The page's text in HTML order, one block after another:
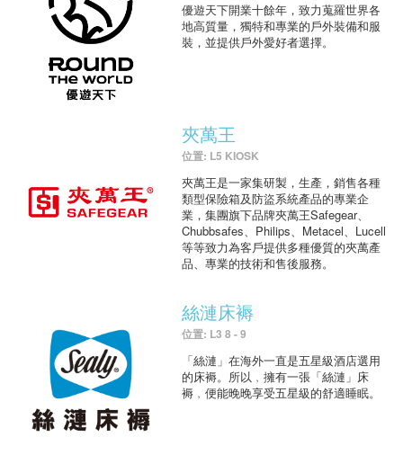
優遊天下開業十餘年，致力蒐羅世界各
地高質量，獨特和專業的戶外裝備和服
裝，並提供戶外愛好者選擇。
夾萬王
位置: L5 KIOSK
夾萬王是一家集研製，生產，銷售各種
類型保險箱及防盜系統產品的專業企
業，集團旗下品牌夾萬王Safegear、
Chubbsafes、Philips、Metacel、Lucell
等等致力為客戶提供多種優質的夾萬產
品、專業的技術和售後服務。
絲漣床褥
位置: L3 8 - 9
「絲漣」在海外一直是五星級酒店選用
的床褥。所以﹐擁有一張「絲漣」床
褥﹐便能晚晚享受五星級的舒適睡眠。